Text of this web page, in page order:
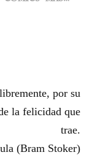
por su
la felicidad que
trae.
(Bram Stoker)